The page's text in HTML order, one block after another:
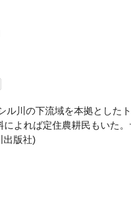
ル川の下流域を本拠とした
によれば定住農耕民もいた
出版社)